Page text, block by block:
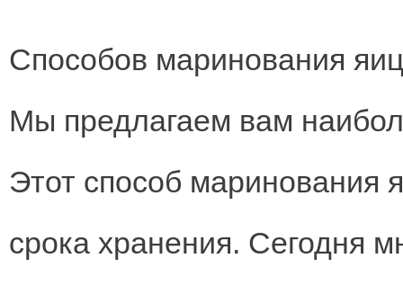
Способов маринования
Мы предлагаем вам
Этот способ маринования
срока хранения. Сегодня